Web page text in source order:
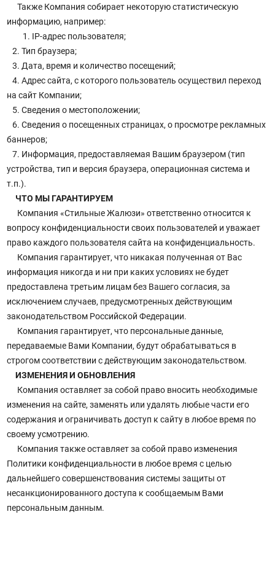
Также Компания собирает некоторую статистическую
информацию, например:
1. IP-адрес пользователя;
2. Тип браузера;
3. Дата, время и количество посещений;
4. Адрес сайта, с которого пользователь осуществил переход
на сайт Компании;
5. Сведения о местоположении;
6. Сведения о посещенных страницах, о просмотре рекламных
баннеров;
7. Информация, предоставляемая Вашим браузером (тип
устройства, тип и версия браузера, операционная система и
т.п.).
ЧТО МЫ ГАРАНТИРУЕМ
Компания «Стильные Жалюзи» ответственно относится к
вопросу конфиденциальности своих пользователей и уважает
право каждого пользователя сайта на конфиденциальность.
Компания гарантирует, что никакая полученная от Вас
информация никогда и ни при каких условиях не будет
предоставлена третьим лицам без Вашего согласия, за
исключением случаев, предусмотренных действующим
законодательством Российской Федерации.
Компания гарантирует, что персональные данные,
передаваемые Вами Компании, будут обрабатываться в
строгом соответствии с действующим законодательством.
ИЗМЕНЕНИЯ И ОБНОВЛЕНИЯ
Компания оставляет за собой право вносить необходимые
изменения на сайте, заменять или удалять любые части его
содержания и ограничивать доступ к сайту в любое время по
своему усмотрению.
Компания также оставляет за собой право изменения
Политики конфиденциальности в любое время с целью
дальнейшего совершенствования системы защиты от
несанкционированного доступа к сообщаемым Вами
персональным данным.